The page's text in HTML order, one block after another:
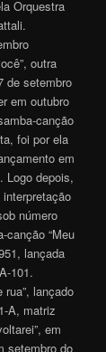
Orquestra
outra
de setembro
em outubro
canção
foi por ela
em
Logo depois,
número
canção “Meu
lançada
101.
lançado
A, matriz
em
setembro do